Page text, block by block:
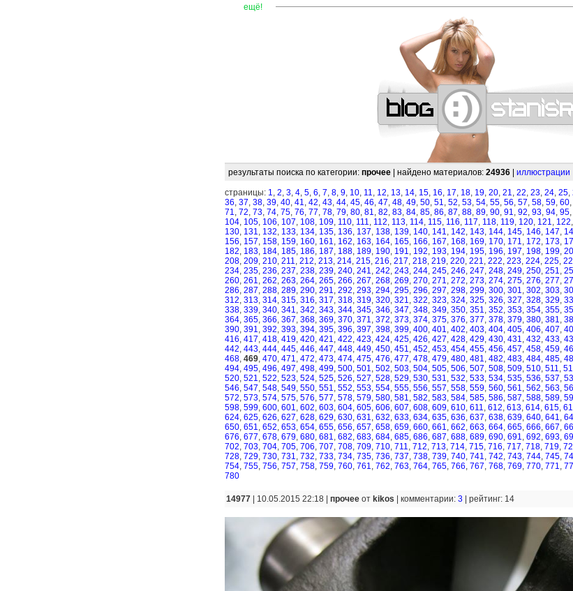
ещё! ——————————————————————————
результаты поиска по категории: прочее | найдено материалов: 24936 иллюстрации
страницы: 1, 2, 3, 4, 5, 6, 7, 8, 9, 10, 11, 12, 13, 14, 15, 16, 17, 18, 19, 20, 21, 22, 23, 24, 25,
36, 37, 38, 39, 40, 41, 42, 43, 44, 45, 46, 47, 48, 49, 50, 51, 52, 53, 54, 55, 56, 57, 58, 59, 60,
71, 72, 73, 74, 75, 76, 77, 78, 79, 80, 81, 82, 83, 84, 85, 86, 87, 88, 89, 90, 91, 92, 93, 94, 95,
104, 105, 106, 107, 108, 109, 110, 111, 112, 113, 114, 115, 116, 117, 118, 119, 120, 121, 122,
130, 131, 132, 133, 134, 135, 136, 137, 138, 139, 140, 141, 142, 143, 144, 145, 146, 147,
156, 157, 158, 159, 160, 161, 162, 163, 164, 165, 166, 167, 168, 169, 170, 171, 172, 173,
182, 183, 184, 185, 186, 187, 188, 189, 190, 191, 192, 193, 194, 195, 196, 197, 198, 199,
208, 209, 210, 211, 212, 213, 214, 215, 216, 217, 218, 219, 220, 221, 222, 223, 224, 225,
234, 235, 236, 237, 238, 239, 240, 241, 242, 243, 244, 245, 246, 247, 248, 249, 250, 251,
260, 261, 262, 263, 264, 265, 266, 267, 268, 269, 270, 271, 272, 273, 274, 275, 276, 277,
286, 287, 288, 289, 290, 291, 292, 293, 294, 295, 296, 297, 298, 299, 300, 301, 302, 303,
312, 313, 314, 315, 316, 317, 318, 319, 320, 321, 322, 323, 324, 325, 326, 327, 328, 329,
338, 339, 340, 341, 342, 343, 344, 345, 346, 347, 348, 349, 350, 351, 352, 353, 354, 355,
364, 365, 366, 367, 368, 369, 370, 371, 372, 373, 374, 375, 376, 377, 378, 379, 380, 381,
390, 391, 392, 393, 394, 395, 396, 397, 398, 399, 400, 401, 402, 403, 404, 405, 406, 407,
416, 417, 418, 419, 420, 421, 422, 423, 424, 425, 426, 427, 428, 429, 430, 431, 432, 433,
442, 443, 444, 445, 446, 447, 448, 449, 450, 451, 452, 453, 454, 455, 456, 457, 458, 459,
468, 469, 470, 471, 472, 473, 474, 475, 476, 477, 478, 479, 480, 481, 482, 483, 484, 485,
494, 495, 496, 497, 498, 499, 500, 501, 502, 503, 504, 505, 506, 507, 508, 509, 510, 511,
520, 521, 522, 523, 524, 525, 526, 527, 528, 529, 530, 531, 532, 533, 534, 535, 536, 537,
546, 547, 548, 549, 550, 551, 552, 553, 554, 555, 556, 557, 558, 559, 560, 561, 562, 563,
572, 573, 574, 575, 576, 577, 578, 579, 580, 581, 582, 583, 584, 585, 586, 587, 588, 589,
598, 599, 600, 601, 602, 603, 604, 605, 606, 607, 608, 609, 610, 611, 612, 613, 614, 615,
624, 625, 626, 627, 628, 629, 630, 631, 632, 633, 634, 635, 636, 637, 638, 639, 640, 641,
650, 651, 652, 653, 654, 655, 656, 657, 658, 659, 660, 661, 662, 663, 664, 665, 666, 667,
676, 677, 678, 679, 680, 681, 682, 683, 684, 685, 686, 687, 688, 689, 690, 691, 692, 693,
702, 703, 704, 705, 706, 707, 708, 709, 710, 711, 712, 713, 714, 715, 716, 717, 718, 719,
728, 729, 730, 731, 732, 733, 734, 735, 736, 737, 738, 739, 740, 741, 742, 743, 744, 745,
754, 755, 756, 757, 758, 759, 760, 761, 762, 763, 764, 765, 766, 767, 768, 769, 770, 771,
780
14977 | 10.05.2015 22:18 | прочее от kikos комментарии: 3 рейтинг: 14